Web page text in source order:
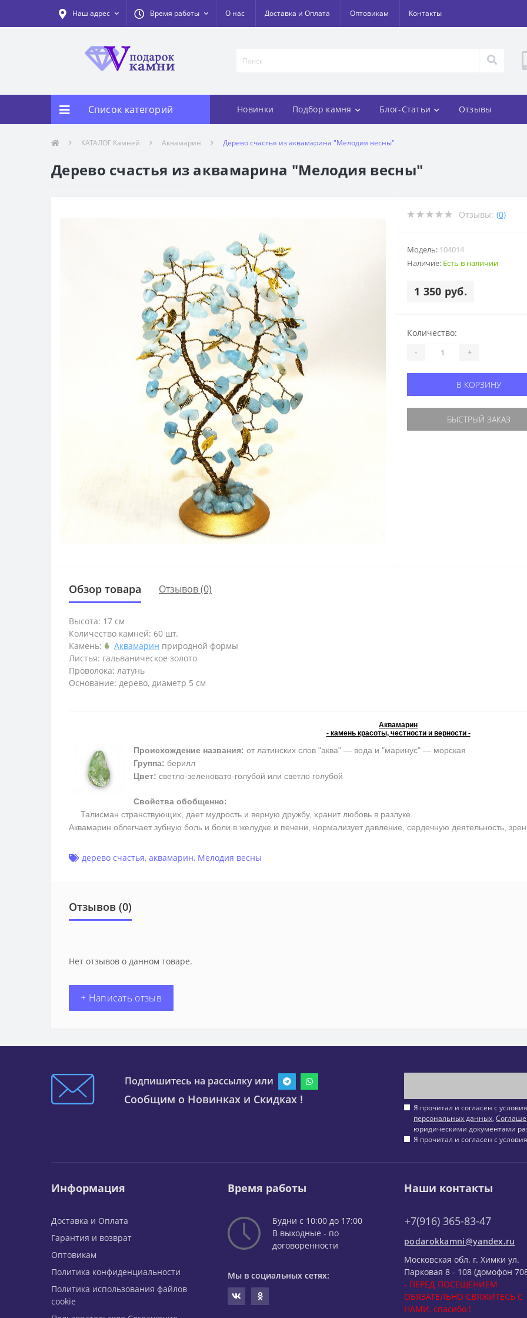
Наш адрес Время работы О нас Доставка и Оплата Оптовикам Контакты
Список категорий Новинки Подбор камня Блог-Статьи Отзывы
КАТАЛОГ Камней Аквамарин Дерево счастья из аквамарина "Мелодия весны"
Дерево счастья из аквамарина "Мелодия весны"
Отзывы: (0)
Модель: 104014
Наличие: Есть в наличии
1 350 руб.
Количество:
- +
В КОРЗИНУ
БЫСТРЫЙ ЗАКАЗ
Обзор товара Отзывов (0)
Высота: 17 см
Количество камней: 60 шт.
Камень:
Аквамарин природной формы
Листья: гальваническое золото
Проволока: латунь
Основание: дерево, диаметр 5 см
Аквамарин
- камень красоты, честности и верности -
Происхождение названия: от латинских слов "аква" — вода и "маринус" — морская
Группа: берилл
Цвет: светло-зеленовато-голубой или светло голубой
Свойства обобщенно:
Талисман странствующих, дает мудрость и верную дружбу, хранит любовь в разлуке.
Аквамарин облегчает зубную боль и боли в желудке и печени, нормализует давление, сердечную деятельность,
дерево счастья, аквамарин, Мелодия весны
Отзывов (0)
Нет отзывов о данном товаре.
+ Написать отзыв
Подпишитесь на рассылку или
Сообщим о Новинках и Скидках !
Я прочитал и согласен с
персональных данных,
юридическими документами
Я прочитал и согласен с
Информация
Доставка и Оплата
Гарантия и возврат
Оптовикам
Политика конфиденциальности
Политика использования файлов
cookie
Время работы
Будни с 10:00 до 17:00
В выходные - по
договоренности
Мы в социальных сетях:
Наши контакты
+7(916) 365-83-47
podarokkamni@yandex.ru
Московская обл. г. Химки ул.
Парковая 8 - 108 (домофон
- ПЕРЕД ПОСЕЩЕНИЕМ
ОБЯЗАТЕЛЬНО СВЯЖИТЕСЬ С
НАМИ, спасибо !